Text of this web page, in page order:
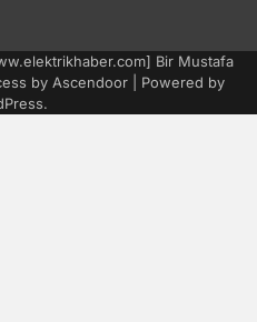
Bir Mustafa
by Ascendoor | Powered by
.